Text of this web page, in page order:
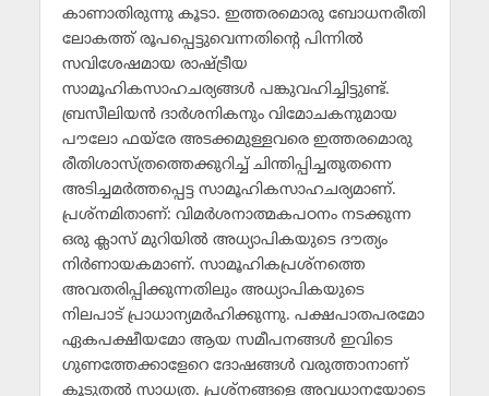
കാണാതിരുന്നു കൂടാ. ഇത്തരമൊരു ബോധനരീതി
ലോകത്ത് രൂപപ്പെട്ടുവെന്നതിന്റെ പിന്നില്‍
സവിശേഷമായ രാഷ്ട്രീയ
സാമൂഹികസാഹചര്യങ്ങള്‍ പങ്കുവഹിച്ചിട്ടുണ്ട്.
ബ്രസീലിയന്‍ ദാര്‍ശനികനും വിമോചകനുമായ
പൗലോ ഫയ്‌രേ അടക്കമുള്ളവരെ ഇത്തരമൊരു
രീതിശാസ്ത്രത്തെക്കുറിച്ച് ചിന്തിപ്പിച്ചതുതന്നെ
അടിച്ചമര്‍ത്തപ്പെട്ട സാമൂഹികസാഹചര്യമാണ്.
പ്രശ്‌നമിതാണ്: വിമര്‍ശനാത്മകപഠനം നടക്കുന്ന
ഒരു ക്ലാസ് മുറിയില്‍ അധ്യാപികയുടെ ദൗത്യം
നിര്‍ണായകമാണ്. സാമൂഹികപ്രശ്‌നത്തെ
അവതരിപ്പിക്കുന്നതിലും അധ്യാപികയുടെ
നിലപാട് പ്രാധാന്യമര്‍ഹിക്കുന്നു. പക്ഷപാതപരമോ
ഏകപക്ഷീയമോ ആയ സമീപനങ്ങള്‍ ഇവിടെ
ഗുണത്തേക്കാളേറെ ദോഷങ്ങള്‍ വരുത്താനാണ്
കൂടുതല്‍ സാധ്യത. പ്രശ്‌നങ്ങളെ അവധാനയോടെ